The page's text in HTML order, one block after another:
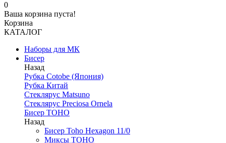
0
Ваша корзина пуста!
Корзина
КАТАЛОГ
Наборы для МК
Бисер
Назад
Рубка Cotobe (Япония)
Рубка Китай
Стеклярус Matsuno
Стеклярус Preciosa Ornela
Бисер TOHO
Назад
Бисер Toho Hexagon 11/0
Миксы TOHO